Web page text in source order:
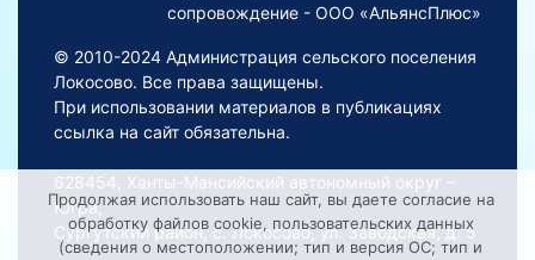
сопровождение - ООО «АльянсПлюс»
© 2010-2024 Администрация сельского поселения
Локосово. Все права защищены.
При использовании материалов в публикациях
ссылка на сайт обязательна.
628454, Ханты-Мансийский автономный округ –
Югра,
Сургутский район, с. Локосово, ул. Заводская, д. 5
Продолжая использовать наш сайт, вы даете согласие на
обработку файлов cookie, пользовательских данных
(сведения о местоположении; тип и версия ОС; тип и